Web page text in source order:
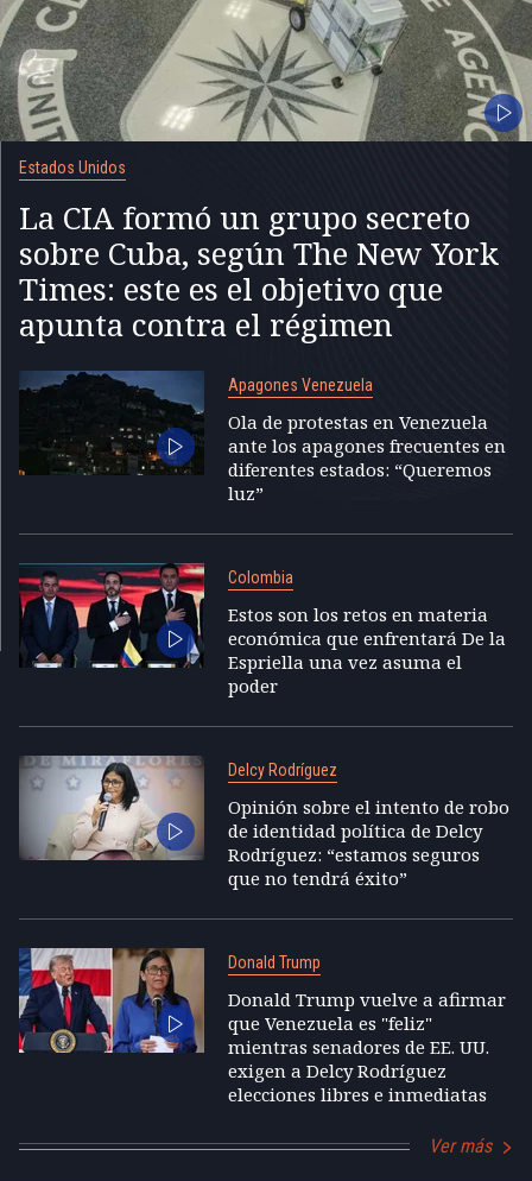
Estados Unidos
La CIA formó un grupo secreto
sobre Cuba, según The New York
Times: este es el objetivo que
apunta contra el régimen
Apagones Venezuela
Ola de protestas en Venezuela
ante los apagones frecuentes en
diferentes estados: “Queremos
luz”
Colombia
Estos son los retos en materia
económica que enfrentará De la
Espriella una vez asuma el
poder
Delcy Rodríguez
Opinión sobre el intento de robo
de identidad política de Delcy
Rodríguez: “estamos seguros
que no tendrá éxito”
Donald Trump
Donald Trump vuelve a afirmar
que Venezuela es "feliz"
mientras senadores de EE. UU.
exigen a Delcy Rodríguez
elecciones libres e inmediatas
Ver más